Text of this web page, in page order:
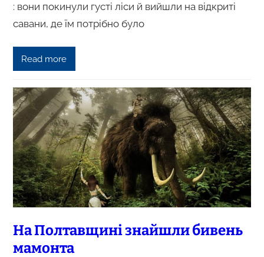
: вони покинули густі ліси й вийшли на відкриті
савани, де їм потрібно було
Read more
На Полтавщині знайшли бивень
мамонта